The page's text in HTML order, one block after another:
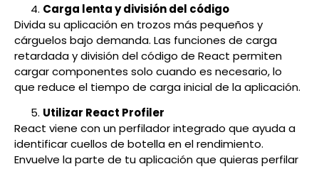
Carga lenta y división del código
Divida su aplicación en trozos más pequeños y
cárguelos bajo demanda. Las funciones de carga
retardada y división del código de React permiten
cargar componentes solo cuando es necesario, lo
que reduce el tiempo de carga inicial de la aplicación.
Utilizar React Profiler
React viene con un perfilador integrado que ayuda a
identificar cuellos de botella en el rendimiento.
Envuelve la parte de tu aplicación que quieras perfilar